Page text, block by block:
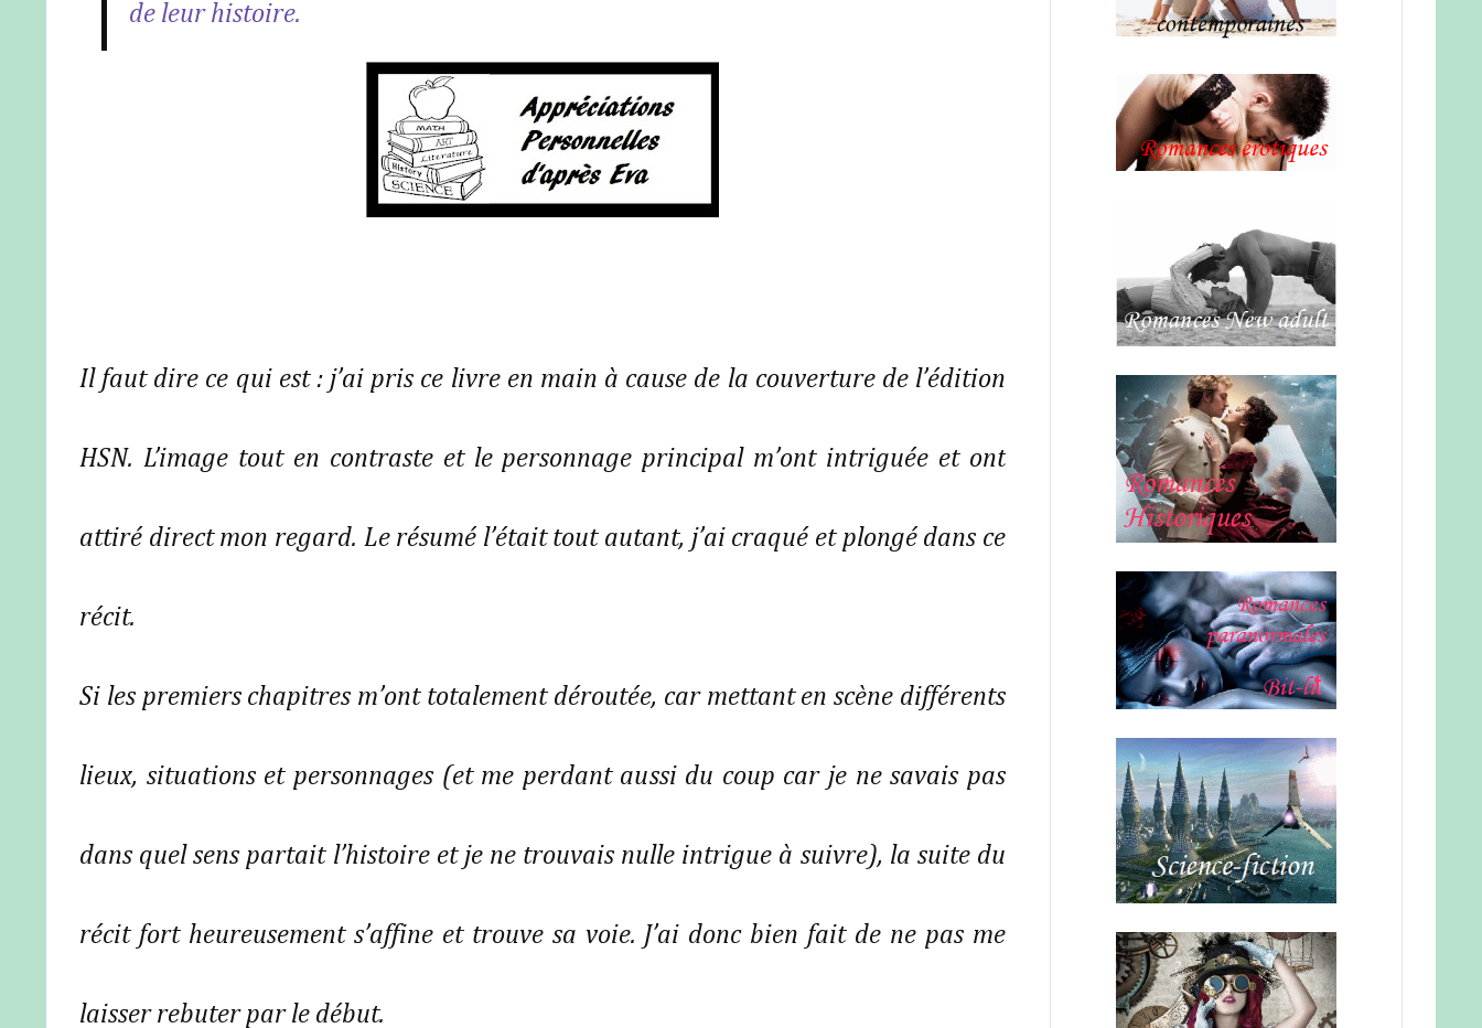
de leur histoire.
Il faut dire ce qui est : j’ai pris ce livre en main à cause de la couverture de l’édition
HSN. L’image tout en contraste et le personnage principal m’ont intriguée et ont
attiré direct mon regard. Le résumé l’était tout autant, j’ai craqué et plongé dans ce
récit.
Si les premiers chapitres m’ont totalement déroutée, car mettant en scène différents
lieux, situations et personnages (et me perdant aussi du coup car je ne savais pas
dans quel sens partait l’histoire et je ne trouvais nulle intrigue à suivre), la suite du
récit fort heureusement s’affine et trouve sa voie. J’ai donc bien fait de ne pas me
laisser rebuter par le début.